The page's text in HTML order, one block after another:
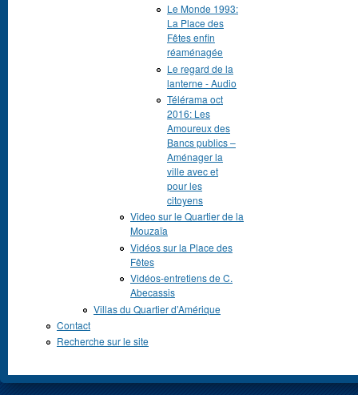
Le Monde 1993:
La Place des
Fêtes enfin
réaménagée
Le regard de la
lanterne - Audio
Télérama oct
2016: Les
Amoureux des
Bancs publics –
Aménager la
ville avec et
pour les
citoyens
Video sur le Quartier de la
Mouzaïa
Vidéos sur la Place des
Fêtes
Vidéos-entretiens de C.
Abecassis
Villas du Quartier d’Amérique
Contact
Recherche sur le site